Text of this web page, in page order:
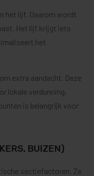
het lijf. Daarom wordt
Het lijf krijgt iets
het
extra aandacht. Deze
lokale verdunning.
is belangrijk voor
BUIZEN)
sectiefactoren. Ze